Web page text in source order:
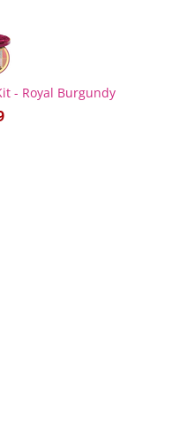
- Royal Burgundy